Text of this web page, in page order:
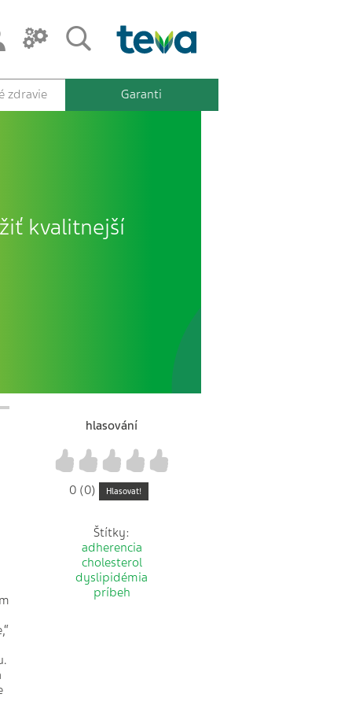
zdravie Garanti
kvalitnejší
hlasování
4
3
2
1
0 (0) Hlasovat!
Štítky:
adherencia
cholesterol
dyslipidémia
príbeh